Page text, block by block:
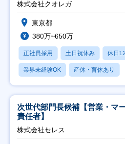
株式会社クオレガ
東京都
380万~650万
正社員採用 土日祝休み 休日
業界未経験OK 産休・育休あり
次世代部門長候補【営業・マ
責任者】
株式会社セレス